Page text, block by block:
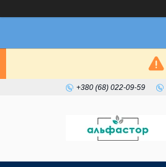
+380 (68) 022-09-59